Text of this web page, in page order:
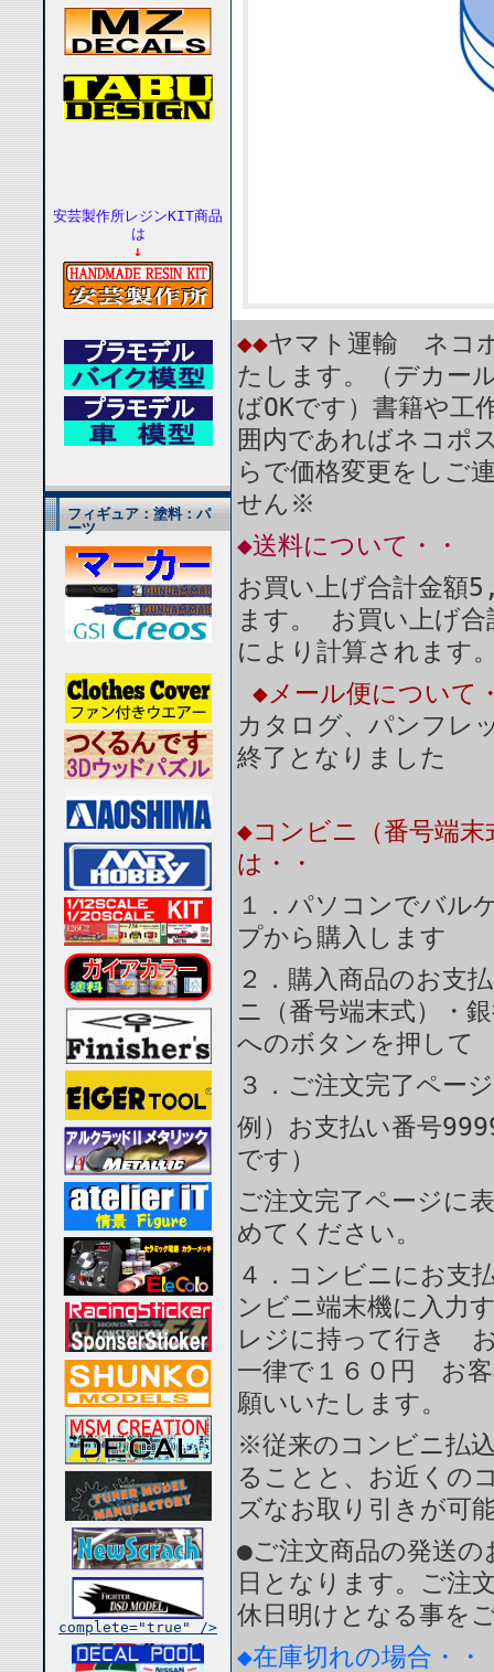
安芸製作所レジンKIT商品
は
↓
フィギュア：塗料：パ
ーツ
complete="true" />
◆◆ヤマト運輸 ネコ
たします。（デカー
ばOKです）書籍や工
囲内であればネコポ
らで価格変更をしご
せん※
◆送料について・・
お買い上げ合計金額
ます。 お買い上げ
により計算されます
◆メール便について
カタログ、パンフレ
終了となりました
◆コンビニ（番号端末
は・・
１．パソコンでバル
プから購入します
２．購入商品のお支
ニ（番号端末式）・
へのボタンを押して
３．ご注文完了ペー
例）お支払い番号
です）
ご注文完了ページに
めてください。
４．コンビニにお支
ンビニ端末機に入
レジに持って行き
一律で１６０円 お
願いいたします。
※従来のコンビニ払
ることと、お近くの
ズなお取り引きが可
●ご注文商品の発送の
日となります。ご注
休日明けとなる事を
◆在庫切れの場合・・